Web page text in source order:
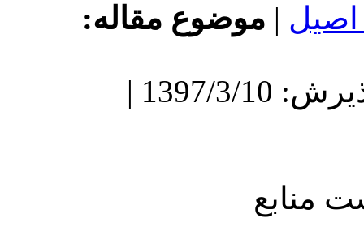
مقاله:
دریافت: 1397/3/10 | پذیرش: 1397/3/10 |